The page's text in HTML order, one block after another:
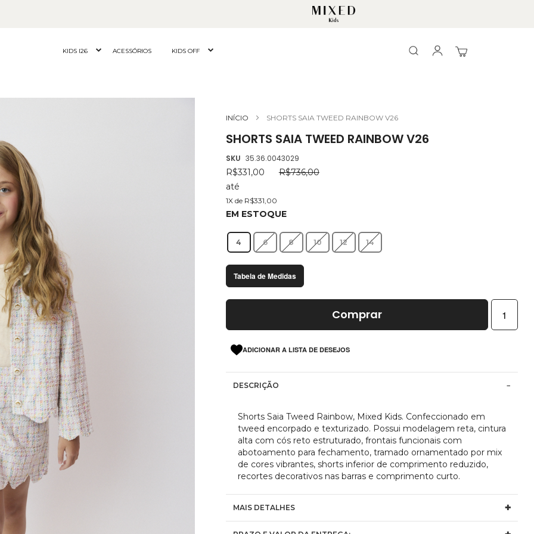
KIDS I26 ACESSÓRIOS KIDS OFF Search
Meu Carrinho
INÍCIO SHORTS SAIA TWEED RAINBOW V26
SHORTS SAIA TWEED RAINBOW V26
SKU 35.36.0043029
R$331,00
R$736,00
até
1X de R$331,00
EM ESTOQUE
4 6 8 10 12 14
Tabela de Medidas
Comprar
ADICIONAR A LISTA DE DESEJOS
DESCRIÇÃO
Shorts Saia Tweed Rainbow, Mixed Kids. Confeccionado em
tweed encorpado e texturizado. Possui modelagem reta, cintura
alta com cós reto estruturado, frontais funcionais com
abotoamento para fechamento, tramado ornamentado por mix
de cores vibrantes, shorts inferior de comprimento reduzido,
recortes decorativos nas barras e comprimento curto.
MAIS DETALHES